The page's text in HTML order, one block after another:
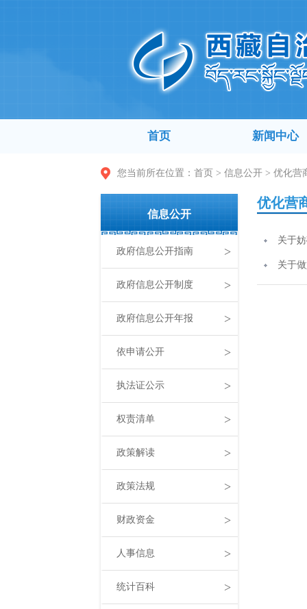
首页 新闻中心
您当前所在位置： 首页 > 信息公开 > 优化营
信息公开
政府信息公开指南 >
政府信息公开制度 >
政府信息公开年报 >
依申请公开 >
执法证公示 >
权责清单 >
政策解读 >
政策法规 >
财政资金 >
人事信息 >
统计百科 >
优化营
关于
关于